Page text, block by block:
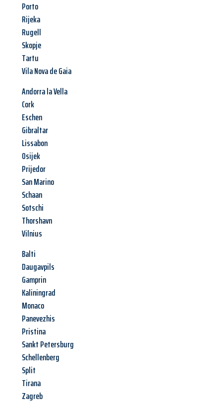
Porto
Rijeka
Rugell
Skopje
Tartu
Vila Nova de Gaia
Andorra la Vella
Cork
Eschen
Gibraltar
Lissabon
Osijek
Prijedor
San Marino
Schaan
Sotschi
Thorshavn
Vilnius
Balti
Daugavpils
Gamprin
Kaliningrad
Monaco
Panevezhis
Pristina
Sankt Petersburg
Schellenberg
Split
Tirana
Zagreb